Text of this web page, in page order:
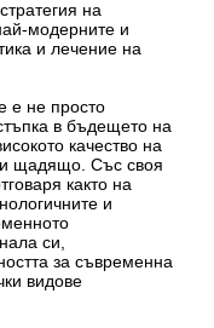
на
модерните и
и лечение на
е не просто
в бъдещето на
качество на
и щадящо. Със своя
както на
и
си,
за съвременна
видове